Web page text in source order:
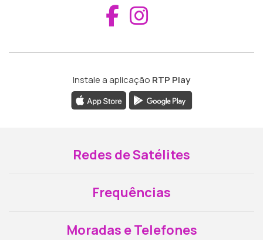
Aceder ao
Instale a aplicação RTP Play
Redes de Satélites
Frequências
Moradas e Telefones